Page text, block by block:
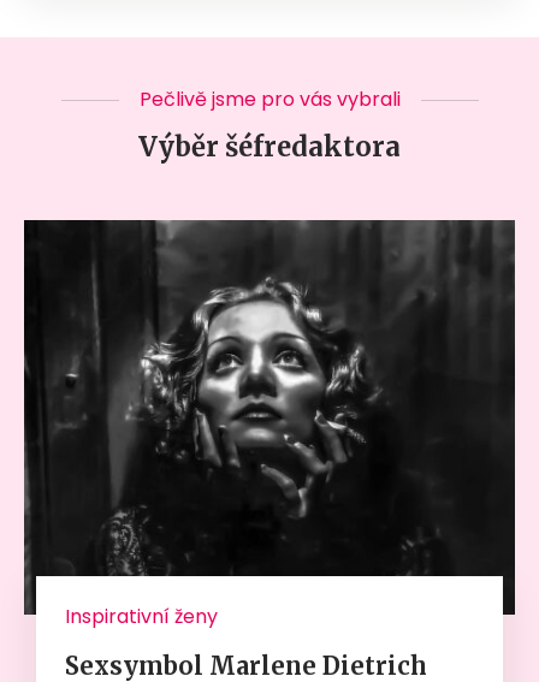
Pečlivě jsme pro vás vybrali
Výběr šéfredaktora
Inspirativní ženy
Sexsymbol Marlene Dietrich